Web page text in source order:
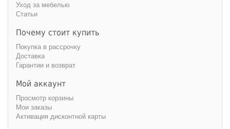
Уход за мебелью
Статьи
Почему стоит купить
Покупка в рассрочку
Доставка
Гарантии и возврат
Мой аккаунт
Просмотр корзины
Мои заказы
Активация дисконтной карты